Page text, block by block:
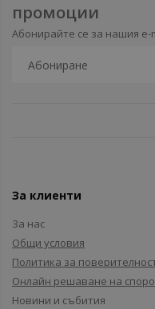
промоции
Абонирайте се за нашия
За клиенти
За нас
Общи условия
Политика за
Онлайн решаване на
Новини и събития